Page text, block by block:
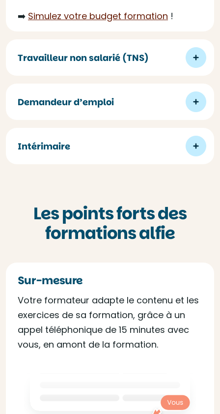
➡️ Simulez votre budget formation !
Travailleur non salarié (TNS)
Demandeur d’emploi
Intérimaire
Les points forts des
formations alfie
Sur-mesure
Votre formateur adapte le contenu et les
exercices de sa formation, grâce à un
appel téléphonique de 15 minutes avec
vous, en amont de la formation.